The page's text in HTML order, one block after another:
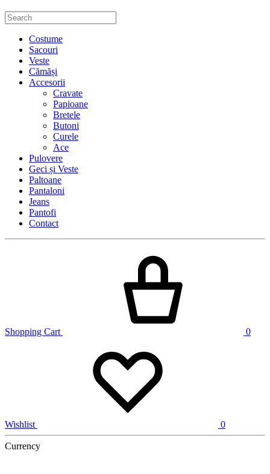
Costume
Sacouri
Veste
Cămăși
Accesorii
Cravate
Papioane
Bretele
Butoni
Curele
Ace
Pulovere
Geci și Veste
Paltoane
Pantaloni
Jeans
Pantofi
Contact
Shopping Cart 0
Wishlist 0
Currency